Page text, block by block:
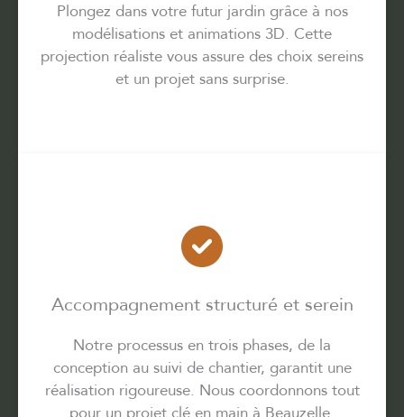
Plongez dans votre futur jardin grâce à nos
modélisations et animations 3D. Cette
projection réaliste vous assure des choix sereins
et un projet sans surprise.
Accompagnement structuré et serein
Notre processus en trois phases, de la
conception au suivi de chantier, garantit une
réalisation rigoureuse. Nous coordonnons tout